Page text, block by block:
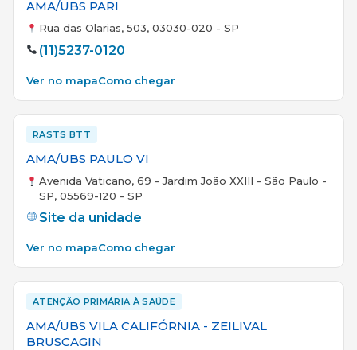
AMA/UBS PARI
Rua das Olarias, 503, 03030-020 - SP
(11)5237-0120
Ver no mapaComo chegar
RASTS BTT
AMA/UBS PAULO VI
Avenida Vaticano, 69 - Jardim João XXIII - São Paulo -
SP, 05569-120 - SP
Site da unidade
Ver no mapaComo chegar
ATENÇÃO PRIMÁRIA À SAÚDE
AMA/UBS VILA CALIFÓRNIA - ZEILIVAL
BRUSCAGIN